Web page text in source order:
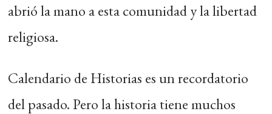
abrió la mano a esta comunidad y la libertad
religiosa.
Calendario de Historias es un recordatorio
del pasado. Pero la historia tiene muchos